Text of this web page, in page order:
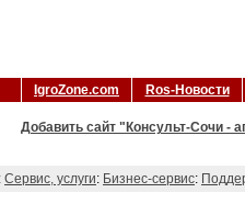
IgroZone.com Ros-Новости
Добавить сайт "Консульт-Сочи -
: Сервис, услуги: Бизнес-сервис: